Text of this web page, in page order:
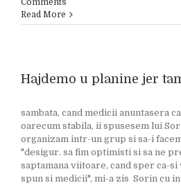
Comments
Read More
Hajdemo u planine jer
sambata, cand medicii anuntasera
oarecum stabila, ii spusesem lui
organizam intr-un grup si sa-i
"desigur. sa fim optimisti si sa ne
saptamana viitoare, cand sper ca-si
spun si medicii", mi-a zis Sorin cu